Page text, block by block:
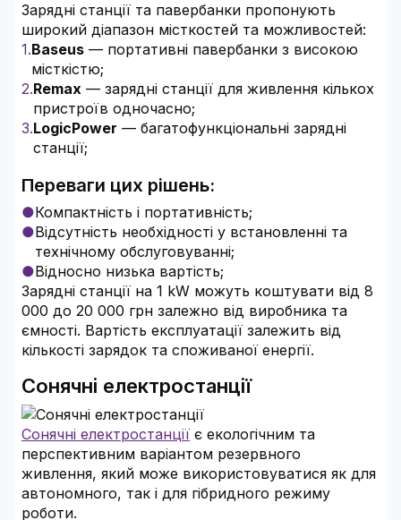
Зарядні станції та павербанки пропонують
широкий діапазон місткостей та можливостей:
Baseus — портативні павербанки з високою
місткістю;
Remax — зарядні станції для живлення кількох
пристроїв одночасно;
LogicPower — багатофункціональні зарядні
станції;
Переваги цих рішень:
Компактність і портативність;
Відсутність необхідності у встановленні та
технічному обслуговуванні;
Відносно низька вартість;
Зарядні станції на 1 kW можуть коштувати від 8
000 до 20 000 грн залежно від виробника та
ємності. Вартість експлуатації залежить від
кількості зарядок та споживаної енергії.
Сонячні електростанції
Сонячні електростанції є екологічним та
перспективним варіантом резервного
живлення, який може використовуватися як для
автономного, так і для гібридного режиму
роботи.